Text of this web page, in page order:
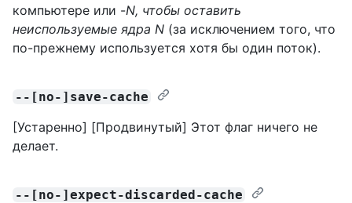
компьютере или -N, чтобы оставить
неиспользуемые ядра N (за исключением того, что
по-прежнему используется хотя бы один поток).
--[no-]save-cache
[Устаренно] [Продвинутый] Этот флаг ничего не
делает.
--[no-]expect-discarded-cache